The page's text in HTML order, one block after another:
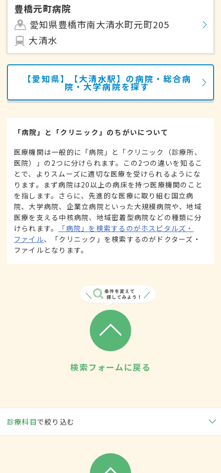
豊橋元町病院
愛知県豊橋市南大清水町元町205
大清水
【愛知県】【大清水駅】の病院・総合病
院・大学病院を探す
「病院」と「クリニック」のちがいについて
医療機関は一般的に「病院」と「クリニック（診療所、
医院）」の2つに分けられます。この2つの違いを知るこ
とで、よりスムーズに適切な医療を受けられるようにな
ります。まず病院は20以上の病床を持つ医療機関のこと
を指します。さらに、先進的な医療に取り組む国立病
院、大学病院、企業立病院といった大規模病院や、地域
医療を支える中核病院、地域密着型病院などの種類に分
けられます。
「病院」を検索するのがホスピタルズ・
ファイル、「クリニック」を検索するのがドクターズ・
ファイルとなります。
検索フォームに戻る
診療科目で絞り込む